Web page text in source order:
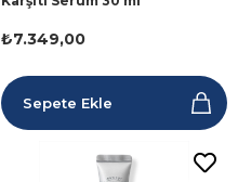
₺7.349,00
Sepete Ekle